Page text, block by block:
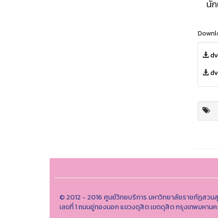
นั
© 2012 - 2016 ศูนย์วิทยบริการ มหาวิทยาลัยราชภัฏสวน
เลขที่ 1 ถนนอู่ทองนอก แขวงดุสิต เขตดุสิต กรุงเทพมหา